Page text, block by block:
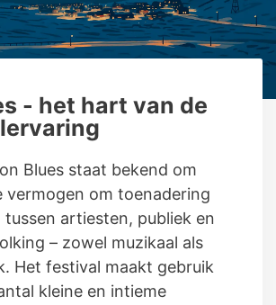
- het hart van de
Blues staat bekend om
vermogen om toenadering
artiesten, publiek en
– zowel muzikaal als
Het festival maakt gebruik
kleine en intieme